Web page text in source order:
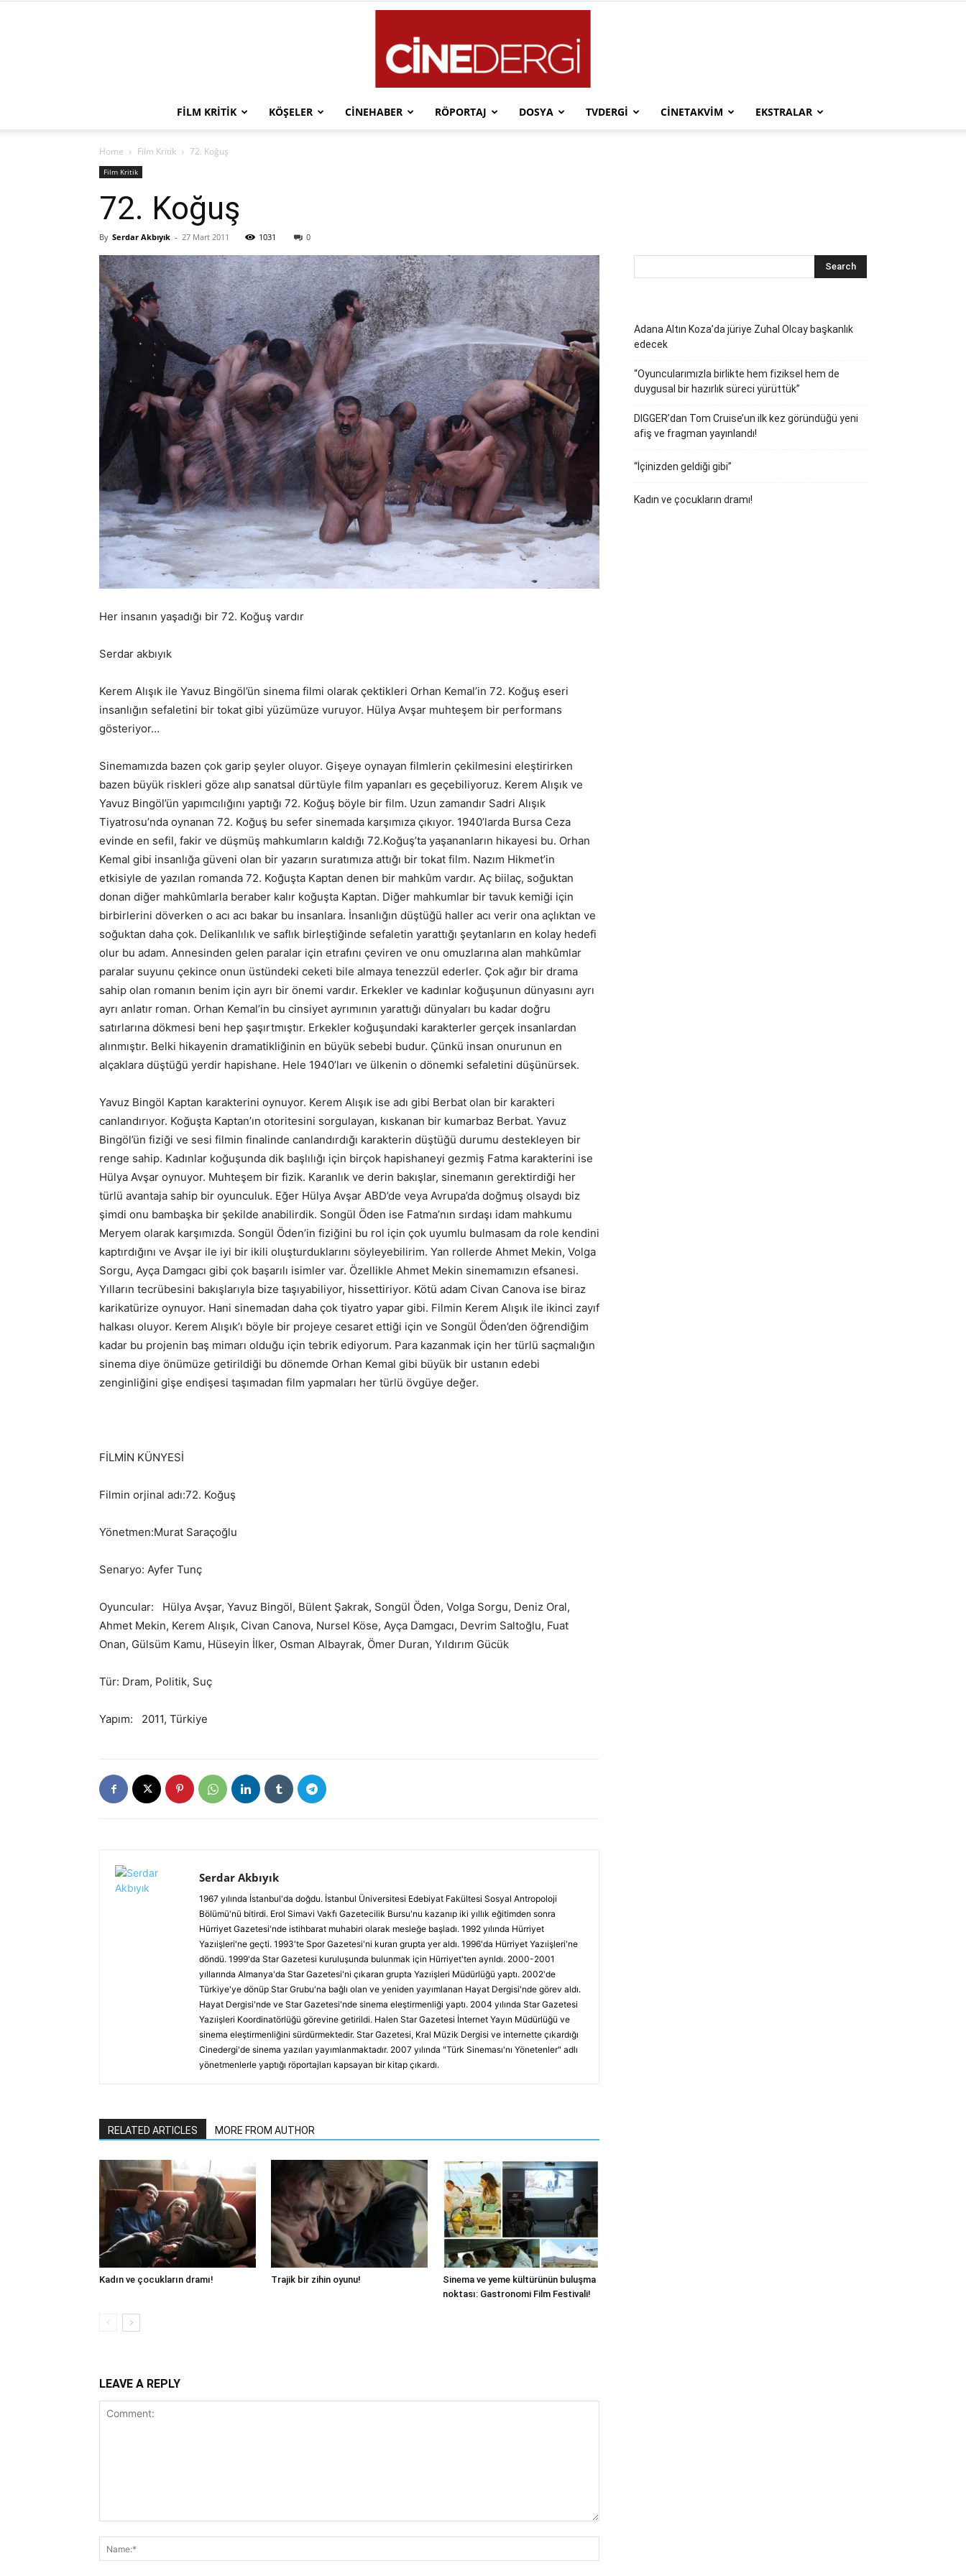
FILM KRITIK KÖŞELER CINEHABER RÖPORTAJ DOSYA TVDERGI CINETAKVIM EKSTRALAR
Home Film Kritik 72. Koğuş
Film Kritik
72. Koğuş
By Serdar Akbıyık - 27 Mart 2011 1031 0
Her insanın yaşadığı bir 72. Koğuş vardır
Serdar akbıyık
Kerem Alışık ile Yavuz Bingöl’ün sinema filmi olarak çektikleri Orhan Kemal’in 72. Koğuş eseri
insanlığın sefaletini bir tokat gibi yüzümüze vuruyor. Hülya Avşar muhteşem bir performans
gösteriyor…
Sinemamızda bazen çok garip şeyler oluyor. Gişeye oynayan filmlerin çekilmesini eleştirirken
bazen büyük riskleri göze alıp sanatsal dürtüyle film yapanları es geçebiliyoruz. Kerem Alışık ve
Yavuz Bingöl’ün yapımcılığını yaptığı 72. Koğuş böyle bir film. Uzun zamandır Sadri Alışık
Tiyatrosu’nda oynanan 72. Koğuş bu sefer sinemada karşımıza çıkıyor. 1940’larda Bursa Ceza
evinde en sefil, fakir ve düşmüş mahkumların kaldığı 72.Koğuş’ta yaşananların hikayesi bu. Orhan
Kemal gibi insanlığa güveni olan bir yazarın suratımıza attığı bir tokat film. Nazım Hikmet’in
etkisiyle de yazılan romanda 72. Koğuşta Kaptan denen bir mahkûm vardır. Aç biilaç, soğuktan
donan diğer mahkûmlarla beraber kalır koğuşta Kaptan. Diğer mahkumlar bir tavuk kemiği için
birbirlerini döverken o acı acı bakar bu insanlara. İnsanlığın düştüğü haller acı verir ona açlıktan ve
soğuktan daha çok. Delikanlılık ve saflık birleştiğinde sefaletin yarattığı şeytanların en kolay hedefi
olur bu adam. Annesinden gelen paralar için etrafını çeviren ve onu omuzlarına alan mahkûmlar
paralar suyunu çekince onun üstündeki ceketi bile almaya tenezzül ederler. Çok ağır bir drama
sahip olan romanın benim için ayrı bir önemi vardır. Erkekler ve kadınlar koğuşunun dünyasını ayrı
ayrı anlatır roman. Orhan Kemal’in bu cinsiyet ayrımının yarattığı dünyaları bu kadar doğru
satırlarına dökmesi beni hep şaşırtmıştır. Erkekler koğuşundaki karakterler gerçek insanlardan
alınmıştır. Belki hikayenin dramatikliğinin en büyük sebebi budur. Çünkü insan onurunun en
alçaklara düştüğü yerdir hapishane. Hele 1940’ları ve ülkenin o dönemki sefaletini düşünürsek.
Yavuz Bingöl Kaptan karakterini oynuyor. Kerem Alışık ise adı gibi Berbat olan bir karakteri
canlandırıyor. Koğuşta Kaptan’ın otoritesini sorgulayan, kıskanan bir kumarbaz Berbat. Yavuz
Bingöl’ün fiziği ve sesi filmin finalinde canlandırdığı karakterin düştüğü durumu destekleyen bir
renge sahip. Kadınlar koğuşunda dik başlılığı için birçok hapishaneyi gezmiş Fatma karakterini ise
Hülya Avşar oynuyor. Muhteşem bir fizik. Karanlık ve derin bakışlar, sinemanın gerektirdiği her
türlü avantaja sahip bir oyunculuk. Eğer Hülya Avşar ABD’de veya Avrupa’da doğmuş olsaydı biz
şimdi onu bambaşka bir şekilde anabilirdik. Songül Öden ise Fatma’nın sırdaşı idam mahkumu
Meryem olarak karşımızda. Songül Öden’in fiziğini bu rol için çok uyumlu bulmasam da role kendini
kaptırdığını ve Avşar ile iyi bir ikili oluşturduklarını söyleyebilirim. Yan rollerde Ahmet Mekin, Volga
Sorgu, Ayça Damgacı gibi çok başarılı isimler var. Özellikle Ahmet Mekin sinemamızın efsanesi.
Yılların tecrübesini bakışlarıyla bize taşıyabiliyor, hissettiriyor. Kötü adam Civan Canova ise biraz
karikatürize oynuyor. Hani sinemadan daha çok tiyatro yapar gibi. Filmin Kerem Alışık ile ikinci zayıf
halkası oluyor. Kerem Alışık’ı böyle bir projeye cesaret ettiği için ve Songül Öden’den öğrendiğim
kadar bu projenin baş mimarı olduğu için tebrik ediyorum. Para kazanmak için her türlü saçmalığın
sinema diye önümüze getirildiği bu dönemde Orhan Kemal gibi büyük bir ustanın edebi
zenginliğini gişe endişesi taşımadan film yapmaları her türlü övgüye değer.
FİLMİN KÜNYESİ
Filmin orjinal adı:72. Koğuş
Yönetmen:Murat Saraçoğlu
Senaryo: Ayfer Tunç
Oyuncular: Hülya Avşar, Yavuz Bingöl, Bülent Şakrak, Songül Öden, Volga Sorgu, Deniz Oral,
Ahmet Mekin, Kerem Alışık, Civan Canova, Nursel Köse, Ayça Damgacı, Devrim Saltoğlu, Fuat
Onan, Gülsüm Kamu, Hüseyin İlker, Osman Albayrak, Ömer Duran, Yıldırım Gücük
Tür: Dram, Politik, Suç
Yapım: 2011, Türkiye
Serdar Akbıyık
1967 yılında İstanbul'da doğdu. İstanbul Üniversitesi Edebiyat Fakültesi Sosyal Antropoloji
Bölümü'nü bitirdi. Erol Simavi Vakfı Gazetecilik Bursu'nu kazanıp iki yıllık eğitimden sonra
Hürriyet Gazetesi'nde istihbarat muhabiri olarak mesleğe başladı. 1992 yılında Hürriyet
Yazıişleri'ne geçti. 1993'te Spor Gazetesi'ni kuran grupta yer aldı. 1996'da Hürriyet Yazıişleri'ne
döndü. 1999'da Star Gazetesi kuruluşunda bulunmak için Hürriyet'ten ayrıldı. 2000-2001
yıllarında Almanya'da Star Gazetesi'ni çıkaran grupta Yazıişleri Müdürlüğü yaptı. 2002'de
Türkiye'ye dönüp Star Grubu'na bağlı olan ve yeniden yayımlanan Hayat Dergisi'nde görev aldı.
Hayat Dergisi'nde ve Star Gazetesi'nde sinema eleştirmenliği yaptı. 2004 yılında Star Gazetesi
Yazıişleri Koordinatörlüğü görevine getirildi. Halen Star Gazetesi İnternet Yayın Müdürlüğü ve
sinema eleştirmenliğini sürdürmektedir. Star Gazetesi, Kral Müzik Dergisi ve internette çıkardığı
Cinedergi'de sinema yazıları yayımlanmaktadır. 2007 yılında "Türk Sineması'nı Yönetenler" adlı
yönetmenlerle yaptığı röportajları kapsayan bir kitap çıkardı.
RELATED ARTICLES MORE FROM AUTHOR
Kadın ve çocukların dramı! Trajik bir zihin oyunu!
Sinema ve yeme kültürünün buluşma
noktası: Gastronomi Film Festivali!
LEAVE A REPLY
Adana Altın Koza’da jüriye Zuhal Olcay başkanlık
edecek
“Oyuncularımızla birlikte hem fiziksel hem de
duygusal bir hazırlık süreci yürüttük”
DIGGER’dan Tom Cruise’un ilk kez göründüğü yeni
afiş ve fragman yayınlandı!
“İçinizden geldiği gibi”
Kadın ve çocukların dramı!